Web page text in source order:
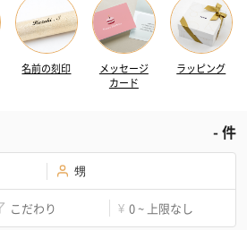
名前の刻印
メッセージ
カード
ラッピング
-件
甥
こだわり ¥ 0 ~ 上限なし